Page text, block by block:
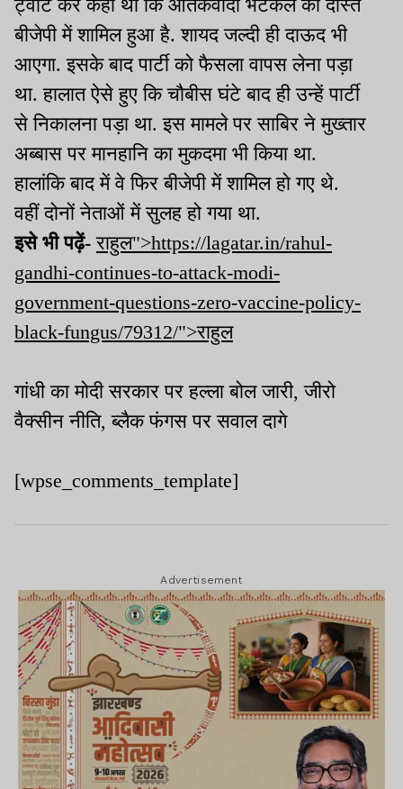
ट्वीट कर कहा था कि आतंकवादी भटकल का दोस्त
बीजेपी में शामिल हुआ है. शायद जल्दी ही दाऊद भी
आएगा. इसके बाद पार्टी को फैसला वापस लेना पड़ा
था. हालात ऐसे हुए कि चौबीस घंटे बाद ही उन्हें पार्टी
से निकालना पड़ा था. इस मामले पर साबिर ने मुख्तार
अब्बास पर मानहानि का मुकदमा भी किया था.
हालांकि बाद में वे फिर बीजेपी में शामिल हो गए थे.
वहीं दोनों नेताओं में सुलह हो गया था.
इसे भी पढ़ें- राहुल">https://lagatar.in/rahul-
gandhi-continues-to-attack-modi-
government-questions-zero-vaccine-policy-
black-fungus/79312/">राहुल
गांधी का मोदी सरकार पर हल्ला बोल जारी, जीरो
वैक्सीन नीति, ब्लैक फंगस पर सवाल दागे
[wpse_comments_template]
Advertisement